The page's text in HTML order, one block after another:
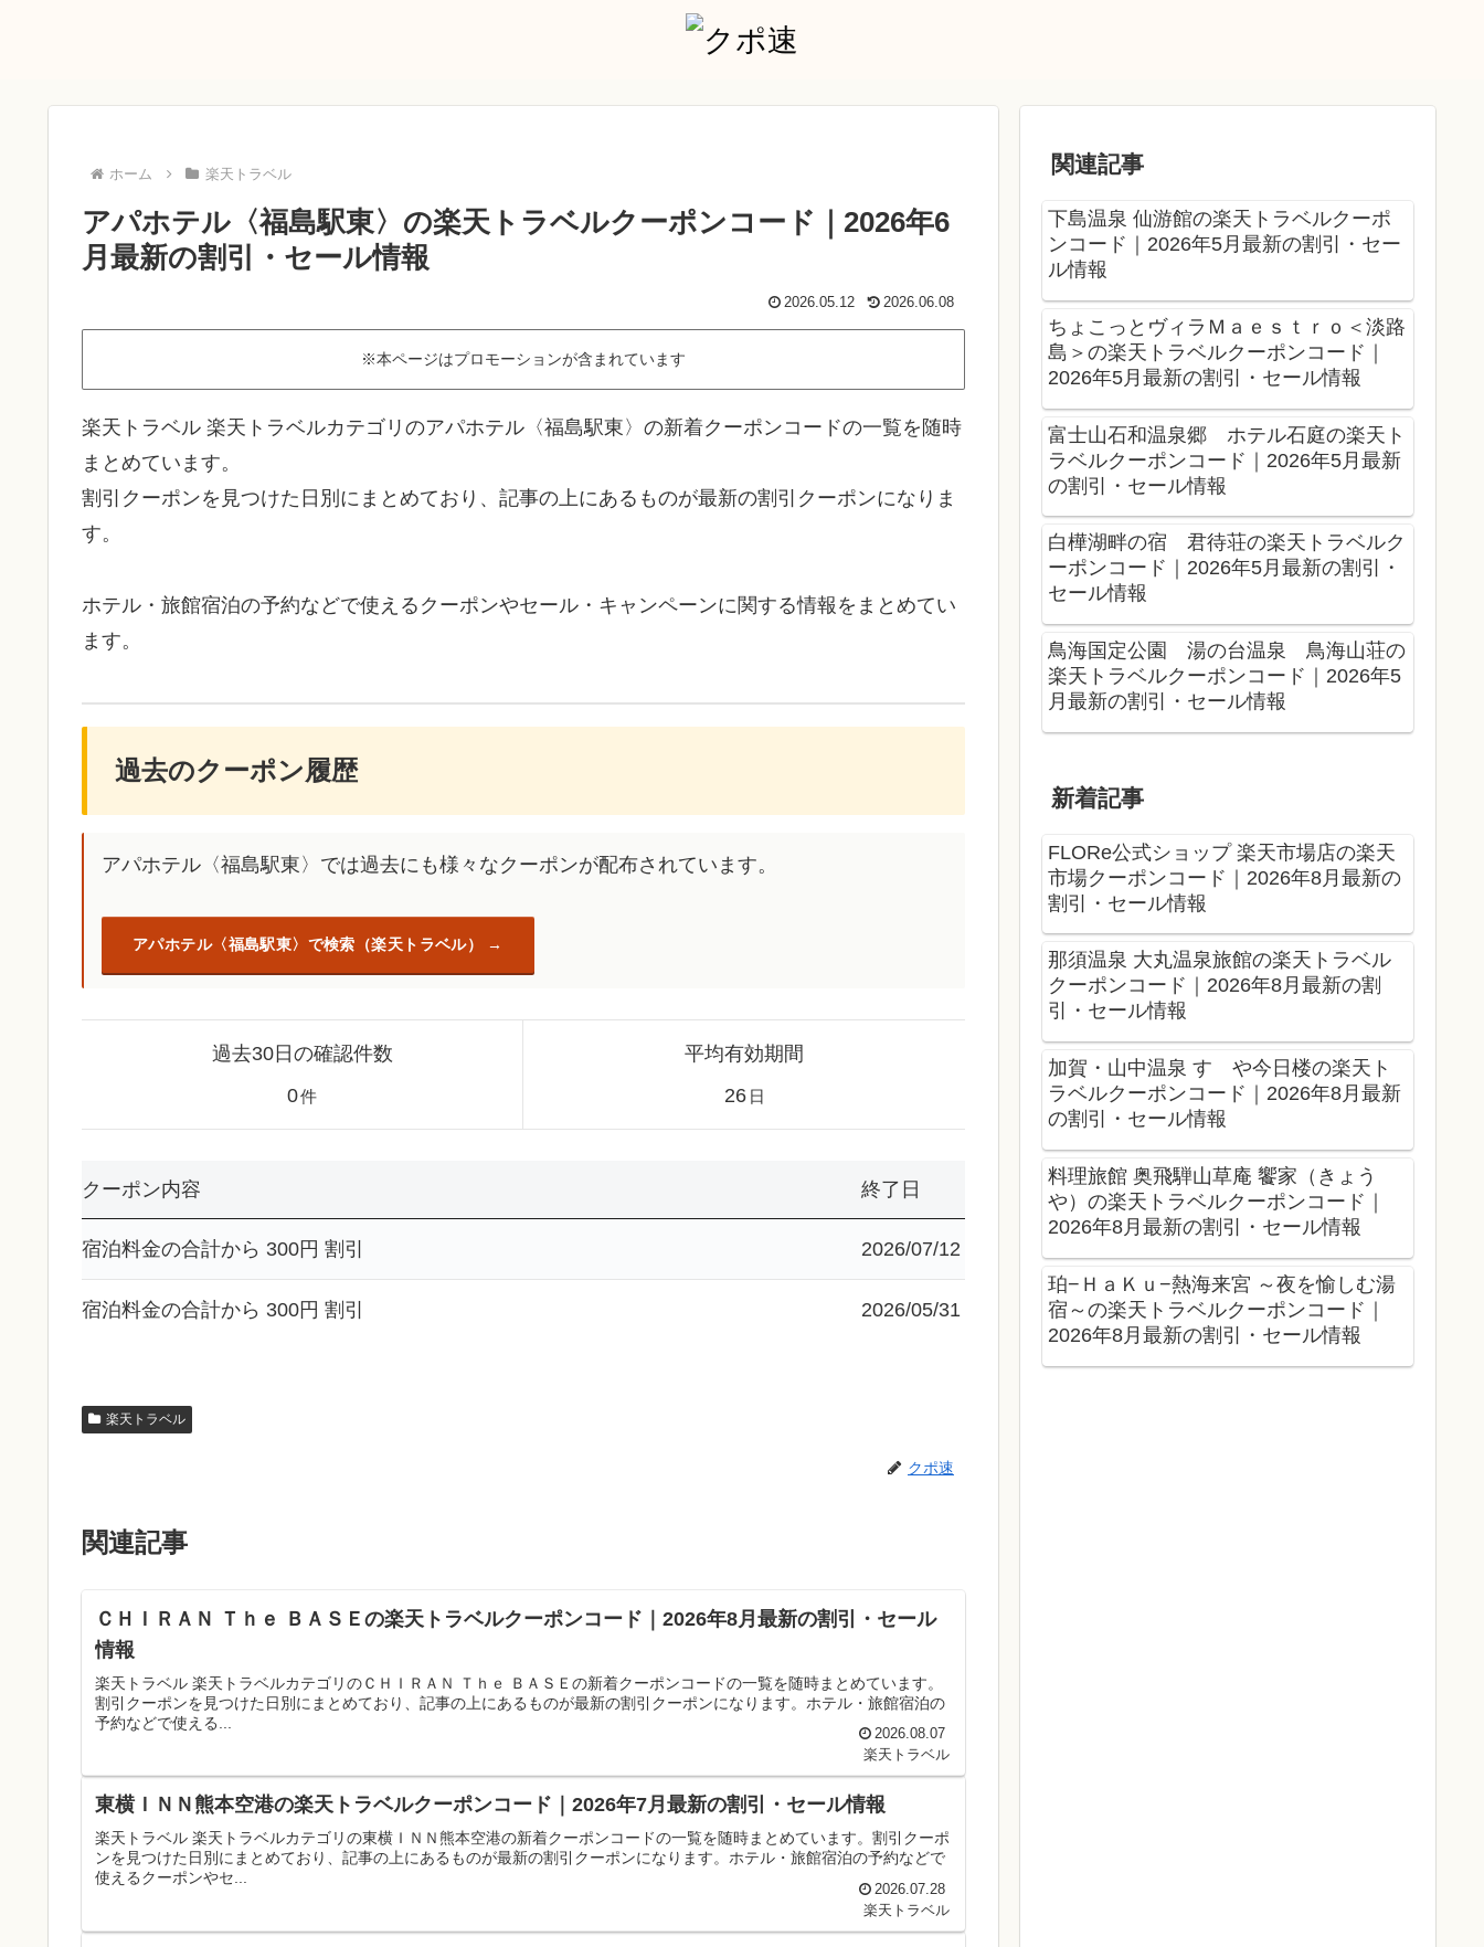
ホーム 楽天トラベル
アパホテル〈福島駅東〉の楽天トラベルクーポンコード｜2026年6
月最新の割引・セール情報
2026.05.12 2026.06.08
※本ページはプロモーションが含まれています
楽天トラベル 楽天トラベルカテゴリのアパホテル〈福島駅東〉の新着クーポンコードの一覧を随時
まとめています。
割引クーポンを見つけた日別にまとめており、記事の上にあるものが最新の割引クーポンになりま
す。
ホテル・旅館宿泊の予約などで使えるクーポンやセール・キャンペーンに関する情報をまとめてい
ます。
過去のクーポン履歴
アパホテル〈福島駅東〉では過去にも様々なクーポンが配布されています。
アパホテル〈福島駅東〉で検索（楽天トラベル）
過去30日の確認件数
0件
平均有効期間
26 日
クーポン内容 終了日
宿泊料金の合計から 300円 割引 2026/07/12
宿泊料金の合計から 300円 割引 2026/05/31
楽天トラベル
クポ速
関連記事
ＣＨＩＲＡＮ Ｔｈｅ ＢＡＳＥの楽天トラベルクーポンコード｜2026年8月最新の割引・セール
情報
楽天トラベル 楽天トラベルカテゴリのＣＨＩＲＡＮ Ｔｈｅ ＢＡＳＥの新着クーポンコードの一覧を随時まとめています。
割引クーポンを見つけた日別にまとめており、記事の上にあるものが最新の割引クーポンになります。ホテル・旅館宿泊の
予約などで使える...
2026.08.07
楽天トラベル
東横ＩＮＮ熊本空港の楽天トラベルクーポンコード｜2026年7月最新の割引・セール情報
楽天トラベル 楽天トラベルカテゴリの東横ＩＮＮ熊本空港の新着クーポンコードの一覧を随時まとめています。割引クーポ
ンを見つけた日別にまとめており、記事の上にあるものが最新の割引クーポンになります。ホテル・旅館宿泊の予約などで
使えるクーポンやセ...
2026.07.28
楽天トラベル
関連記事
下島温泉 仙游館の楽天トラベルクーポ
ンコード｜2026年5月最新の割引・セー
ル情報
ちょこっとヴィラＭａｅｓｔｒｏ＜淡路
島＞の楽天トラベルクーポンコード｜
2026年5月最新の割引・セール情報
富士山石和温泉郷 ホテル石庭の楽天ト
ラベルクーポンコード｜2026年5月最新
の割引・セール情報
白樺湖畔の宿 君待荘の楽天トラベルク
ーポンコード｜2026年5月最新の割引・
セール情報
鳥海国定公園 湯の台温泉 鳥海山荘の
楽天トラベルクーポンコード｜2026年5
月最新の割引・セール情報
新着記事
FLORe公式ショップ 楽天市場店の楽天
市場クーポンコード｜2026年8月最新の
割引・セール情報
那須温泉 大丸温泉旅館の楽天トラベル
クーポンコード｜2026年8月最新の割
引・セール情報
加賀・山中温泉 すゞや今日楼の楽天ト
ラベルクーポンコード｜2026年8月最新
の割引・セール情報
料理旅館 奥飛騨山草庵 饗家（きょう
や）の楽天トラベルクーポンコード｜
2026年8月最新の割引・セール情報
珀−ＨａＫｕ−熱海来宮 ～夜を愉しむ湯
宿～の楽天トラベルクーポンコード｜
2026年8月最新の割引・セール情報